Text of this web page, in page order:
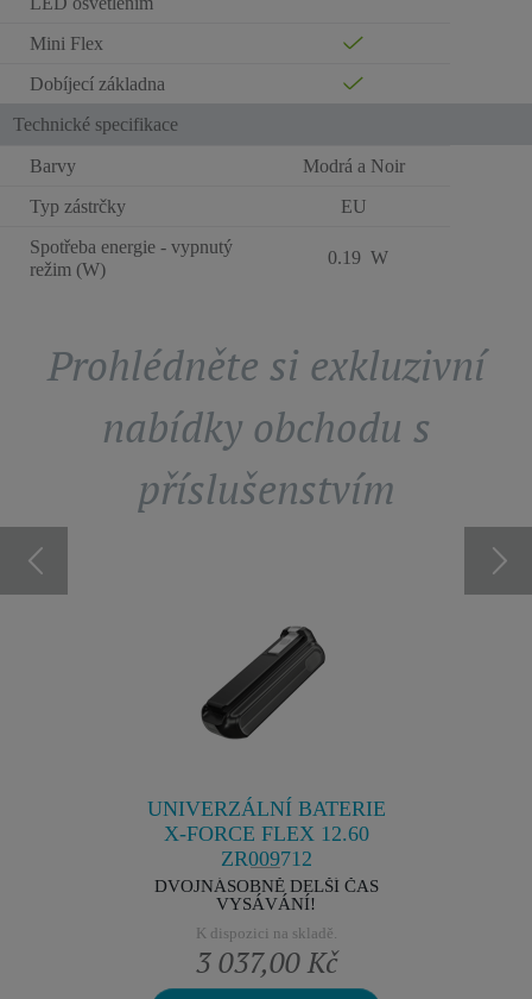
Mini Flex
Dobíjecí základna
Technické specifikace
Barvy
Modrá a Noir
Typ zástrčky
EU
Spotřeba energie - vypnutý
režim (W)
0.19 W
Prohlédněte si exkluzivní
nabídky obchodu s
příslušenstvím
UNIVERZÁLNÍ BATERIE
X‑FORCE FLEX 12.60
ZR009712
DVOJNÁSOBNĚ DELŠÍ ČAS
VYSÁVÁNÍ!
K dispozici na skladě.
3 037,00 Kč